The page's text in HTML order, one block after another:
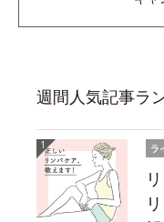
週間人気記事ラ
ラ